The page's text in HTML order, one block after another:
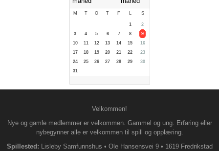
M T O T F L S
1
2
3
4 5 6 7 8
9
10
11 12 13 14 15
16
17
18 19 20 21 22
23
24
25 26 27 28 29
30
31
Velkommen!
Nye og gamle medlemmer er velkommen. Gammel og ung. Erfaring eller
nybegynner alle er velkommen til spill og opplæring.
Spillested: Lisleby Samfunnshus • Ole Hansensvei 9 • 1619 Fredrikstad